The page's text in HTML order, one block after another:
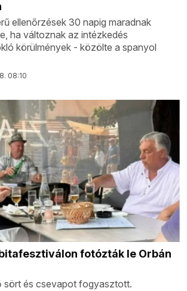
ellenőrzések 30 napig maradnak
ha változnak az intézkedés
körülmények - közölte a spanyol
08:10
fotózták le Orbán
sört és csevapot fogyasztott.